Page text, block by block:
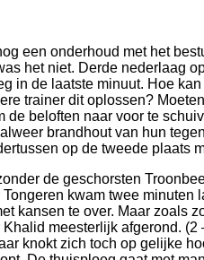
een onderhoud met het
het niet. Derde nederlaag
in de laatste minuut. Hoe
trainer dit oplossen?
de beloften naar voor te
brandhout van hun
op de tweede plaats
de geschorsten
kwam twee
kansen te over. Maar zoals
meesterlijk afgerond.
knokt zich toch op gelijke